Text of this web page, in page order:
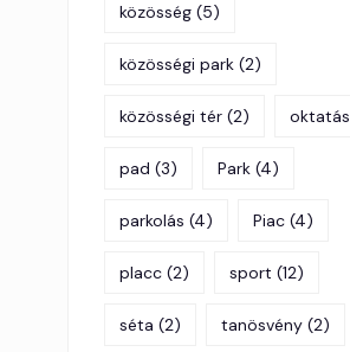
közösség (5)
közösségi park (2)
közösségi tér (2) oktatás
pad (3) Park (4)
parkolás (4) Piac (4)
placc (2) sport (12)
séta (2) tanösvény (2)